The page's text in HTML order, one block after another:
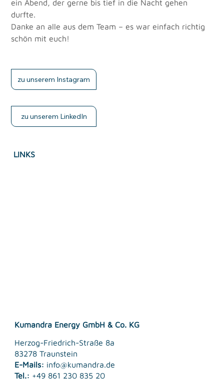
ein Abend, der gerne bis tief in die Nacht gehen
durfte.
Danke an alle aus dem Team – es war einfach richtig
schön mit euch!
zu unserem Instagram
zu unserem LinkedIn
Kumandra Energy GmbH & Co. KG
Herzog-Friedrich-Straße 8a
83278 Traunstein
E-Mails: info@kumandra.de
Tel.: +49 861 230 835 20
LINKS